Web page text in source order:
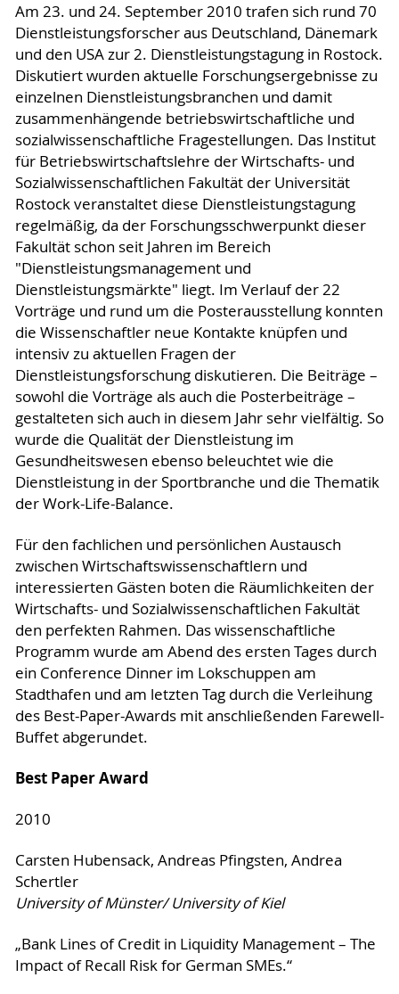
Am 23. und 24. September 2010 trafen sich rund 70
Dienstleistungsforscher aus Deutschland, Dänemark
und den USA zur 2. Dienstleistungstagung in Rostock.
Diskutiert wurden aktuelle Forschungsergebnisse zu
einzelnen Dienstleistungsbranchen und damit
zusammenhängende betriebswirtschaftliche und
sozialwissenschaftliche Fragestellungen. Das Institut
für Betriebswirtschaftslehre der Wirtschafts- und
Sozialwissenschaftlichen Fakultät der Universität
Rostock veranstaltet diese Dienstleistungstagung
regelmäßig, da der Forschungsschwerpunkt dieser
Fakultät schon seit Jahren im Bereich
"Dienstleistungsmanagement und
Dienstleistungsmärkte" liegt. Im Verlauf der 22
Vorträge und rund um die Posterausstellung konnten
die Wissenschaftler neue Kontakte knüpfen und
intensiv zu aktuellen Fragen der
Dienstleistungsforschung diskutieren. Die Beiträge –
sowohl die Vorträge als auch die Posterbeiträge –
gestalteten sich auch in diesem Jahr sehr vielfältig. So
wurde die Qualität der Dienstleistung im
Gesundheitswesen ebenso beleuchtet wie die
Dienstleistung in der Sportbranche und die Thematik
der Work-Life-Balance.
Für den fachlichen und persönlichen Austausch
zwischen Wirtschaftswissenschaftlern und
interessierten Gästen boten die Räumlichkeiten der
Wirtschafts- und Sozialwissenschaftlichen Fakultät
den perfekten Rahmen. Das wissenschaftliche
Programm wurde am Abend des ersten Tages durch
ein Conference Dinner im Lokschuppen am
Stadthafen und am letzten Tag durch die Verleihung
des Best-Paper-Awards mit anschließenden Farewell-
Buffet abgerundet.
Best Paper Award
2010
Carsten Hubensack, Andreas Pfingsten, Andrea
Schertler
University of Münster/ University of Kiel
„Bank Lines of Credit in Liquidity Management – The
Impact of Recall Risk for German SMEs.“